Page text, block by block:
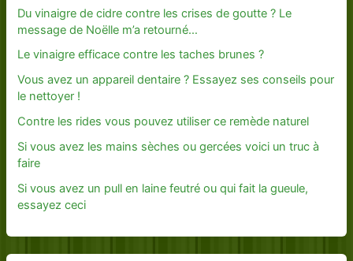
Du vinaigre de cidre contre les crises de goutte ? Le
message de Noëlle m’a retourné…
Le vinaigre efficace contre les taches brunes ?
Vous avez un appareil dentaire ? Essayez ses conseils pour
le nettoyer !
Contre les rides vous pouvez utiliser ce remède naturel
Si vous avez les mains sèches ou gercées voici un truc à
faire
Si vous avez un pull en laine feutré ou qui fait la gueule,
essayez ceci